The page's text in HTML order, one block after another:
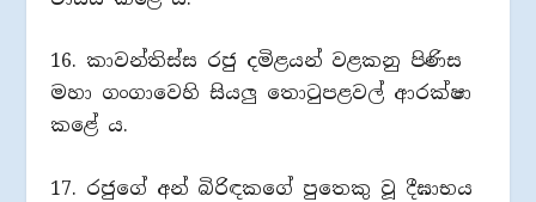
16. කාවන්තිස්ස රජු දමිළයන් වළකනු පිණිස
මහා ගංගාවෙහි සියලු තොටුපළවල් ආරක්ෂා
කළේ ය.
17. රජුගේ අන් බිරිඳකගේ පුතෙකු වූ දීඝාභය